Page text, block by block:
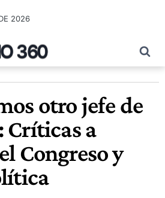
2026
360
otro jefe de
Críticas a
Congreso y